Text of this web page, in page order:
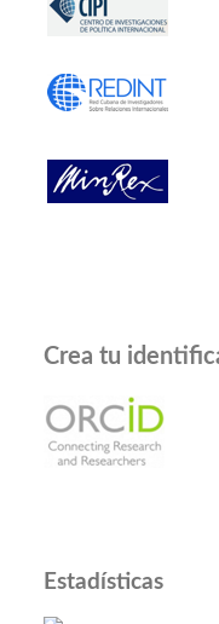
Crea tu
Estadísticas